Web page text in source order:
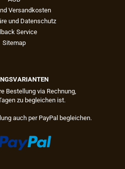
Versandkosten
und Datenschutz
Service
Sitemap
Bestellung via Rechnung,
zu begleichen ist.
auch per PayPal begleichen.